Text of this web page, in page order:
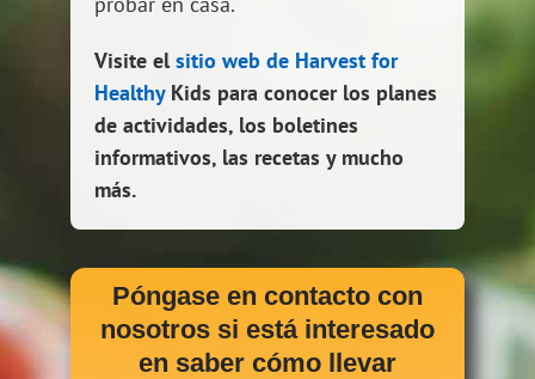
Visite elsitio web de Harvest for
HealthyKids para conocer los planes
de actividades, los boletines
informativos, las recetas y mucho
más.
Póngase en contacto con
nosotros si está interesado
en saber cómo llevar